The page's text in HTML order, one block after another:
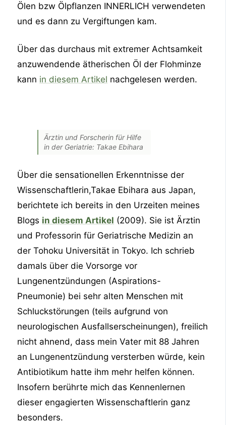
Ölen bzw Ölpflanzen INNERLICH verwendeten
und es dann zu Vergiftungen kam.
Über das durchaus mit extremer Achtsamkeit
anzuwendende ätherischen Öl der Flohminze
kann in diesem Artikel nachgelesen werden.
Ärztin und Forscherin für Hilfe
in der Geriatrie: Takae Ebihara
Über die sensationellen Erkenntnisse der
Wissenschaftlerin,Takae Ebihara aus Japan,
berichtete ich bereits in den Urzeiten meines
Blogs in diesem Artikel (2009). Sie ist Ärztin
und Professorin für Geriatrische Medizin an
der Tohoku Universität in Tokyo. Ich schrieb
damals über die Vorsorge vor
Lungenentzündungen (Aspirations-
Pneumonie) bei sehr alten Menschen mit
Schluckstörungen (teils aufgrund von
neurologischen Ausfallserscheinungen), freilich
nicht ahnend, dass mein Vater mit 88 Jahren
an Lungenentzündung versterben würde, kein
Antibiotikum hatte ihm mehr helfen können.
Insofern berührte mich das Kennenlernen
dieser engagierten Wissenschaftlerin ganz
besonders.